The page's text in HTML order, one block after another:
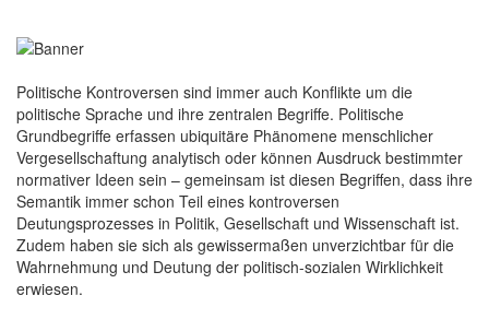
Politische Kontroversen sind immer auch Konflikte um die
politische Sprache und ihre zentralen Begriffe. Politische
Grundbegriffe erfassen ubiquitäre Phänomene menschlicher
Vergesellschaftung analytisch oder können Ausdruck bestimmter
normativer Ideen sein – gemeinsam ist diesen Begriffen, dass ihre
Semantik immer schon Teil eines kontroversen
Deutungsprozesses in Politik, Gesellschaft und Wissenschaft ist.
Zudem haben sie sich als gewissermaßen unverzichtbar für die
Wahrnehmung und Deutung der politisch-sozialen Wirklichkeit
erwiesen.